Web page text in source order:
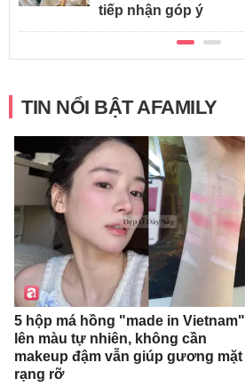
tiếp nhận góp ý
TIN NỔI BẬT AFAMILY
5 hộp má hồng "made in Vietnam"
lên màu tự nhiên, không cần
makeup đậm vẫn giúp gương mặt
rạng rỡ